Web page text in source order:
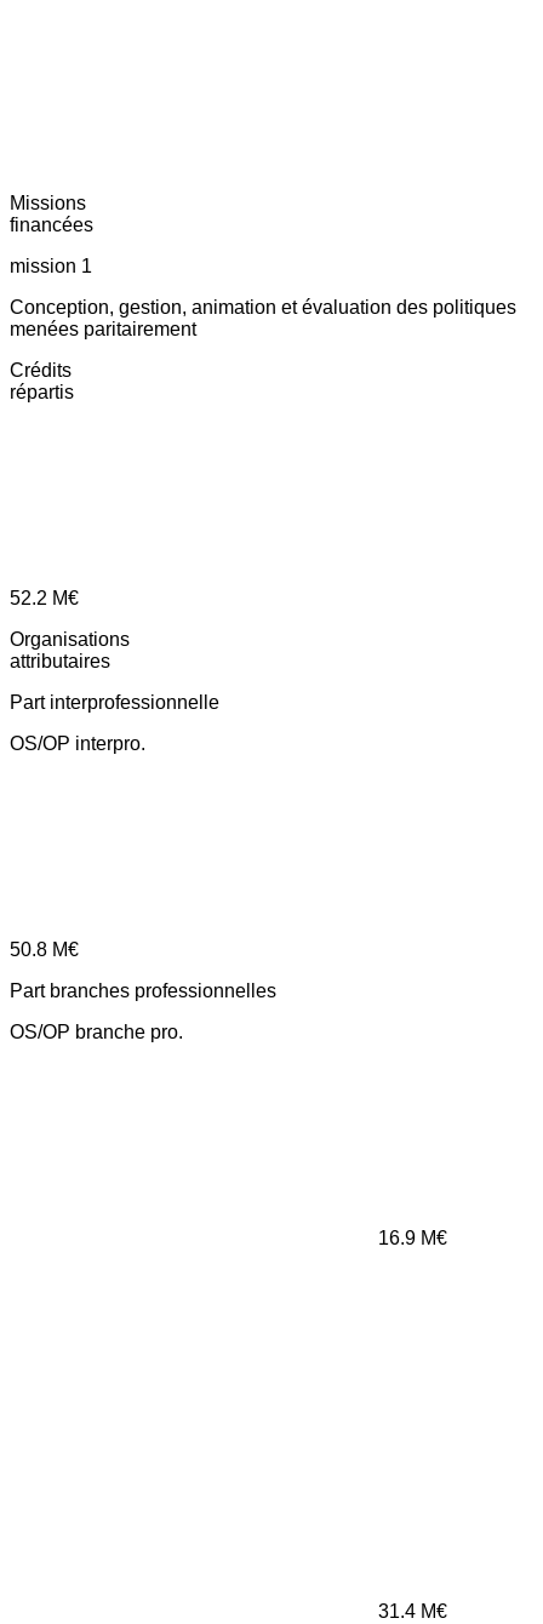
Missions
financées
mission 1
Conception, gestion, animation et évaluation des politiques
menées paritairement
Crédits
répartis
52.2 M€
Organisations
attributaires
Part interprofessionnelle
OS/OP interpro.
50.8 M€
Part branches professionnelles
OS/OP branche pro.
16.9 M€
31.4 M€